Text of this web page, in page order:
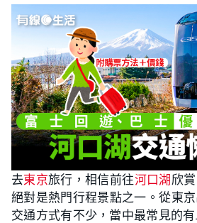
去東京旅行，相信前往河口湖欣賞
絕對是熱門行程景點之一。從東
交通方式有不少，當中最常見的